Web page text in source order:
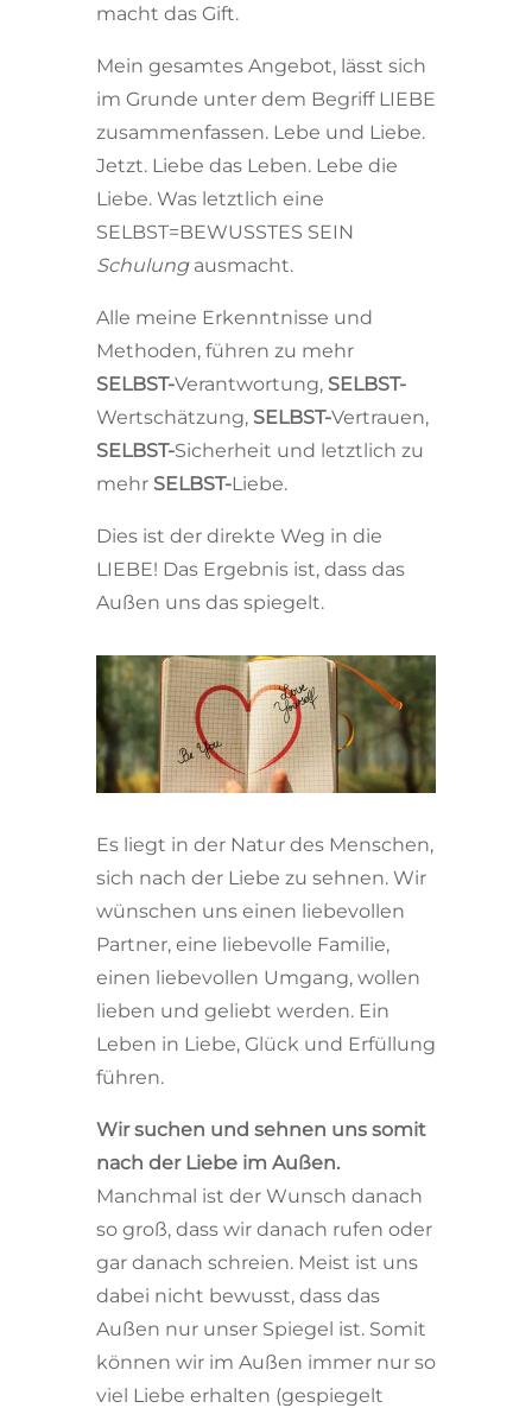
macht das Gift.
Mein gesamtes Angebot, lässt sich
im Grunde unter dem Begriff LIEBE
zusammenfassen. Lebe und Liebe.
Jetzt. Liebe das Leben. Lebe die
Liebe. Was letztlich eine
SELBST=BEWUSSTES SEIN
Schulungausmacht.
Alle meine Erkenntnisse und
Methoden, führen zu mehr
SELBST-Verantwortung, SELBST-
Wertschätzung, SELBST-Vertrauen,
SELBST-Sicherheit und letztlich zu
mehr SELBST-Liebe.
Dies ist der direkte Weg in die
LIEBE! Das Ergebnis ist, dass das
Außen uns das spiegelt.
Es liegt in der Natur des Menschen,
sich nach der Liebe zu sehnen. Wir
wünschen uns einen liebevollen
Partner, eine liebevolle Familie,
einen liebevollen Umgang, wollen
lieben und geliebt werden. Ein
Leben in Liebe, Glück und Erfüllung
führen.
Wir suchen und sehnen uns somit
nach der Liebe im Außen.
Manchmal ist der Wunsch danach
so groß, dass wir danach rufen oder
gar danach schreien. Meist ist uns
dabei nicht bewusst, dass das
Außen nur unser Spiegel ist. Somit
können wir im Außen immer nur so
viel Liebe erhalten (gespiegelt